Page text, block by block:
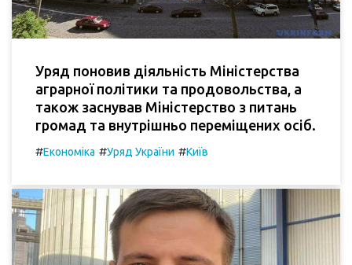
Уряд поновив діяльність Міністерства
аграрної політики та продовольства, а
також заснував Міністерство з питань
громад та внутрішньо переміщених осіб.
#Економіка #Уряд України #Київ